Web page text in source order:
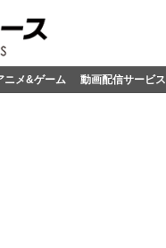
ニメ&ゲーム 動画配信サービス